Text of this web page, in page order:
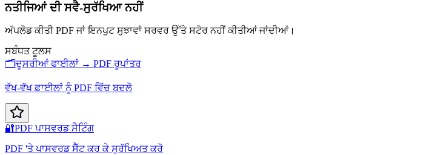
ਨਤੀਜਿਆਂ ਦੀ ਸਵੈ-ਸੁਰੱਖਿਆ ਨਹੀਂ
ਅੱਪਲੋਡ ਕੀਤੀ PDF ਜਾਂ ਇਨਪੁਟ ਸੁਝਾਵਾਂ ਸਰਵਰ ਉੱਤੇ ਸਟੋਰ ਨਹੀਂ ਕੀਤੀਆਂ ਜਾਂਦੀਆਂ।
ਸਬੰਧਤ ਟੂਲਸ
🗂️ਦੂਸਰੀਆਂ ਫਾਈਲਾਂ → PDF ਰੂਪਾਂਤਰ
ਵੱਖ-ਵੱਖ ਫ਼ਾਈਲਾਂ ਨੂੰ PDF ਵਿੱਚ ਬਦਲੋ
🔐PDF ਪਾਸਵਰਡ ਸੈਟਿੰਗ
PDF 'ਤੇ ਪਾਸਵਰਡ ਸੈੱਟ ਕਰ ਕੇ ਸੁਰੱਖਿਅਤ ਕਰੋ